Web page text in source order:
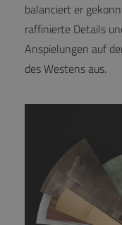
balanciert er
raffinierte Details
Anspielungen auf
des Westens aus.